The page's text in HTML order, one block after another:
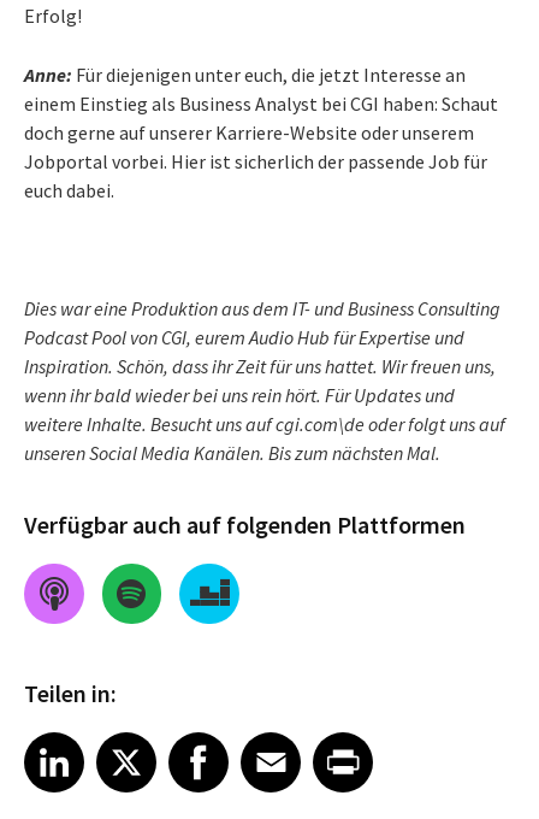
Erfolg!
Anne: Für diejenigen unter euch, die jetzt Interesse an
einem Einstieg als Business Analyst bei CGI haben: Schaut
doch gerne auf unserer Karriere-Website oder unserem
Jobportal vorbei. Hier ist sicherlich der passende Job für
euch dabei.
Dies war eine Produktion aus dem IT- und Business Consulting
Podcast Pool von CGI, eurem Audio Hub für Expertise und
Inspiration. Schön, dass ihr Zeit für uns hattet. Wir freuen uns,
wenn ihr bald wieder bei uns rein hört. Für Updates und
weitere Inhalte. Besucht uns auf cgi.com\de oder folgt uns auf
unseren Social Media Kanälen. Bis zum nächsten Mal.
Verfügbar auch auf folgenden Plattformen
Teilen in:
Share on LinkedIn
LinkedIn
Share on X Share on FacebookFacebook
Share on EmailEmailShare on Print